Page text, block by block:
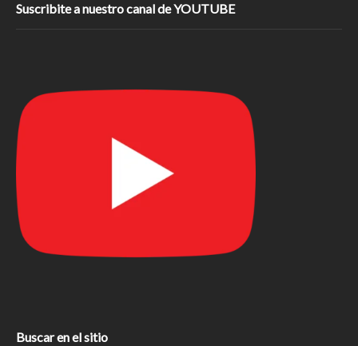
Suscribite a nuestro canal de YOUTUBE
Buscar en el sitio